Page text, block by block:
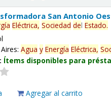
San Antonio
Eléctrica, Sociedad delEstado.
Agua y Energía Eléctrica,
Ítems disponibles para
Agregar al carrito